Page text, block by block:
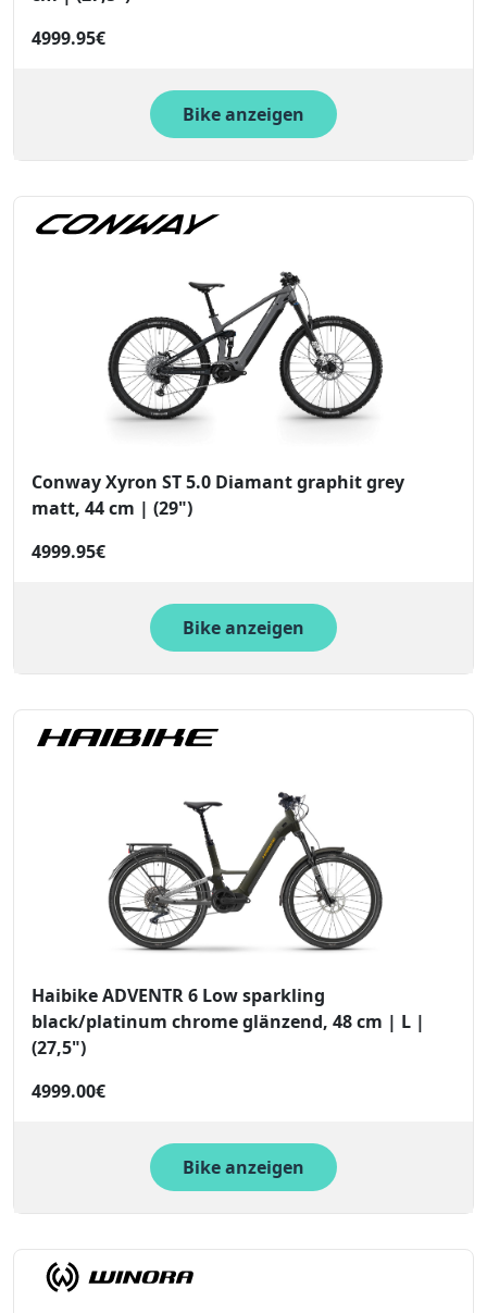
4999.95€
Bike anzeigen
Conway Xyron ST 5.0 Diamant graphit grey
matt, 44 cm | (29")
4999.95€
Bike anzeigen
Haibike ADVENTR 6 Low sparkling
black/platinum chrome glänzend, 48 cm | L |
(27,5")
4999.00€
Bike anzeigen